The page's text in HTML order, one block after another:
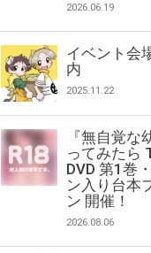
2026.06.19
イベント会
内
2025.11.22
『無自覚
ってみたら
DVD 第1巻
ン入り台本
ン 開催！
2026.08.06